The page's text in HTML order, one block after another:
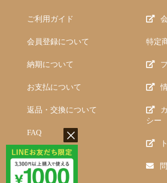
ご利用ガイド
会員登録について
納期について
お支払について
返品・交換について
FAQ
特定
シー